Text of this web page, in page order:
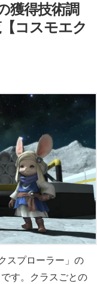
獲得技術調
コスモエク
スプローラー」の
す。クラスごとの